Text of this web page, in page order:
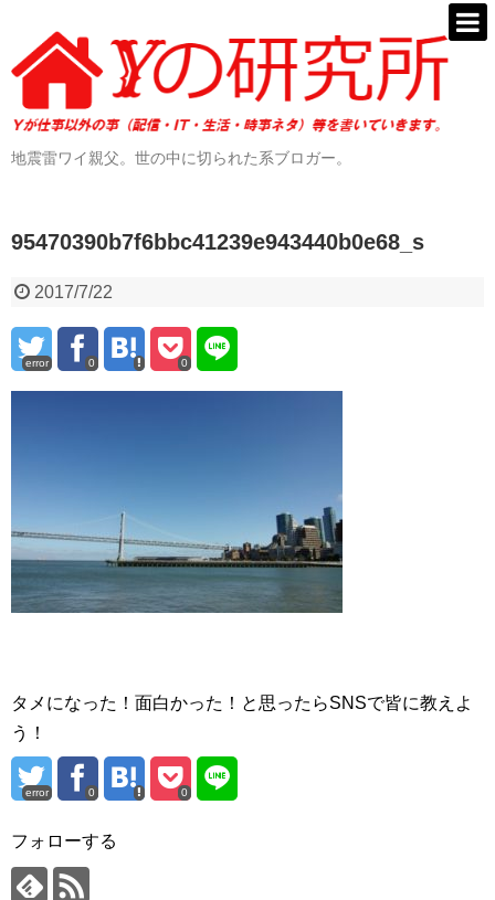
地震雷ワイ親父。世の中に切られた系ブロガー。
95470390b7f6bbc41239e943440b0e68_s
2017/7/22
error 0 0
タメになった！面白かった！と思ったらSNSで皆に教えよ
う！
error 0 0
フォローする